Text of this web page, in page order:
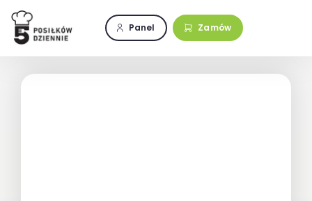
Przejdź
zawartości
Panel Zamów